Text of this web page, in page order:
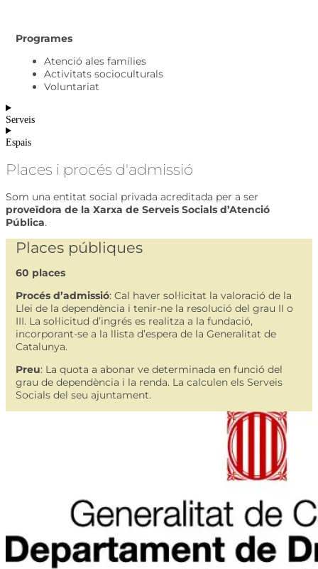
Programes
Atenció ales famílies
Activitats socioculturals
Voluntariat
Serveis
Espais
Places i procés d'admissió
Som una entitat social privada acreditada per a ser
proveïdora de la Xarxa de Serveis Socials d’Atenció
Pública.
Places públiques
60 places
Procés d’admissió: Cal haver sol·licitat la valoració de la
Llei de la dependència i tenir-ne la resolució del grau II o
III. La sol·licitud d’ingrés es realitza a la fundació,
incorporant-se a la llista d’espera de la Generalitat de
Catalunya.
Preu: La quota a abonar ve determinada en funció del
grau de dependència i la renda. La calculen els Serveis
Socials del seu ajuntament.